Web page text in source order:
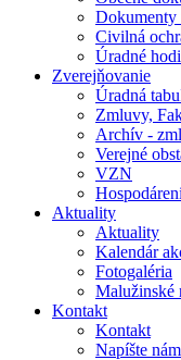
Dokumenty
Civilná
Úradné
Zverejňovanie
Úradná
Zmluvy,
Archív -
Verejné
VZN
Aktuality
Aktuality
Kalendár
Fotogaléria
Malužinské
Kontakt
Kontakt
Napíšte nám